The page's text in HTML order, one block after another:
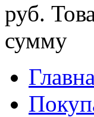
руб.
сумму